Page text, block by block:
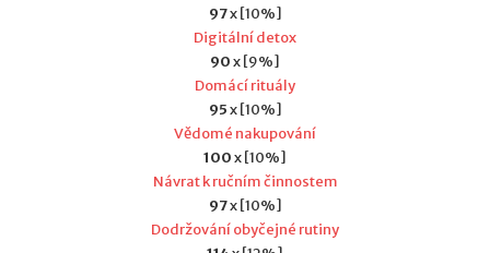
97x [10%]
Digitální detox
90x [9%]
Domácí rituály
95x [10%]
Vědomé nakupování
100x [10%]
Návrat k ručním činnostem
97x [10%]
Dodržování obyčejné rutiny